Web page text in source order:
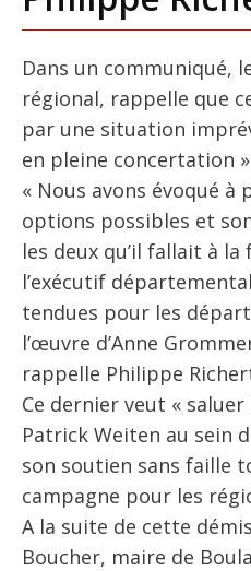
Dans un communiqué,
régional, rappelle que
par une situation
en pleine concertation
« Nous avons évoqué à
options possibles et
les deux qu’il fallait à
l’exécutif
tendues pour les
l’œuvre d’Anne
rappelle Philippe
Ce dernier veut « saluer
Patrick Weiten au sein
son soutien sans faille
campagne pour les
A la suite de cette
Boucher, maire de